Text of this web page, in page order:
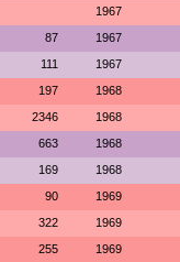
1967
87 1967
111 1967
197 1968
2346 1968
663 1968
169 1968
90 1969
322 1969
255 1969